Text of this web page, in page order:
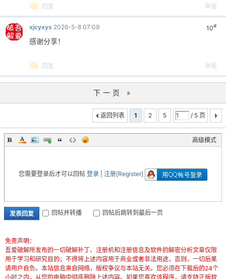
回复 举报
10#
xjcyxyx 2026-5-8 07:09
感谢分享！
回复 举报
下一页 »
1 2 5 / 5 页
返回列表
高级模式
您需要登录后才可以回帖 登录 注册[Register]
发表回复 回帖并转播 回帖后跳转到最后一页
免责声明：
吾爱破解所发布的一切破解补丁、注册机和注册信息及软件的解密分析文章仅限
用于学习和研究目的；不得将上述内容用于商业或者非法用途，否则，一切后果
请用户自负。本站信息来自网络，版权争议与本站无关。您必须在下载后的24个
小时之内，从您的电脑中彻底删除上述内容。如果您喜欢该程序，请支持正版软